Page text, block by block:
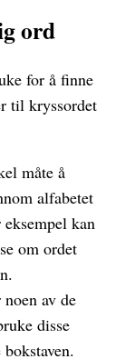
ord
for å finne
til kryssordet
måte å
alfabetet
kan
om ordet
av de
disse